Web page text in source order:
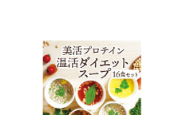
ロン [AIEN005]